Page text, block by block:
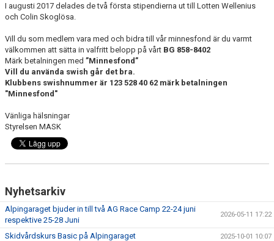
TÄVLING
MASK KALENDER
BILDGALLERI
SPONSORER & PARTNERS
KLUBBKLÄDER
MATILDA RAPAPORT MINNESFOND
I augusti 2017 delades de två första stipendierna ut till Lotten Wellenius
och Colin Skoglösa.
Vill du som medlem vara med och bidra till vår minnesfond är du varmt
välkommen att sätta in valfritt belopp på vårt BG 858-8402
Märk betalningen med ”Minnesfond”
Vill du använda swish går det bra.
Klubbens swishnummer är 123 528 40 62 märk betalningen
"Minnesfond"
Vänliga hälsningar
Styrelsen MASK
Nyhetsarkiv
Alpingaraget bjuder in till två AG Race Camp 22-24 juni
respektive 25-28 Juni
2026-05-11 17:22
Skidvårdskurs Basic på Alpingaraget 2025-10-01 10:07